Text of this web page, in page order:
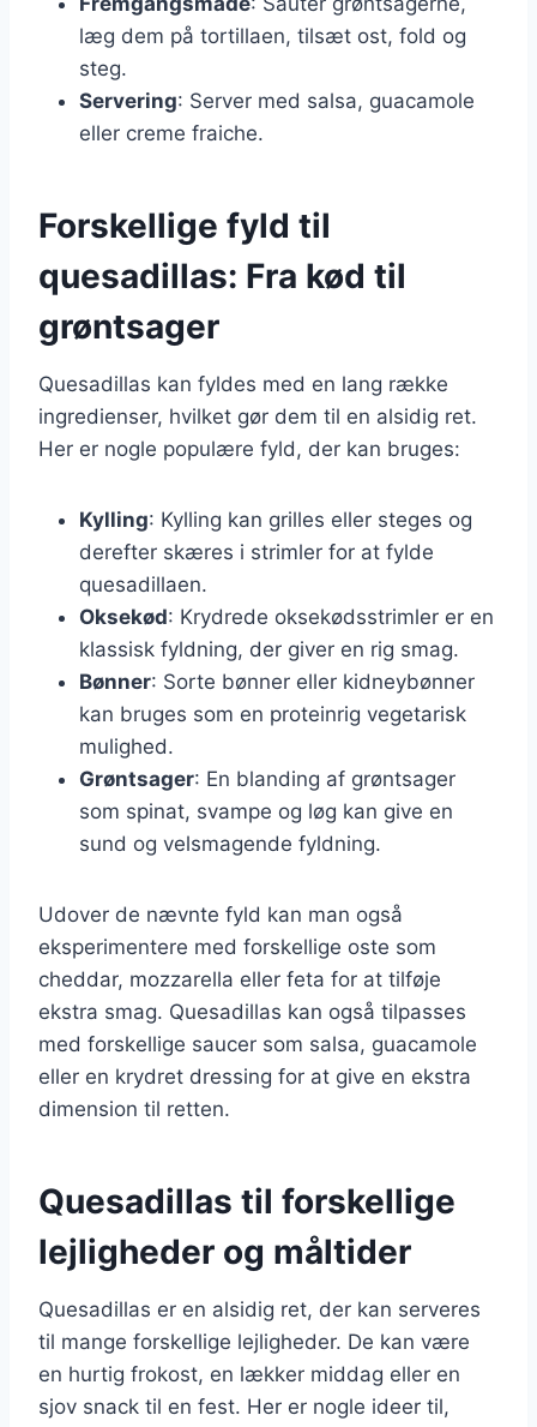
læg dem på tortillaen, tilsæt ost, fold og
steg.
Servering: Server med salsa, guacamole
eller creme fraiche.
Forskellige fyld til
quesadillas: Fra kød til
grøntsager
Quesadillas kan fyldes med en lang række
ingredienser, hvilket gør dem til en alsidig ret.
Her er nogle populære fyld, der kan bruges:
Kylling: Kylling kan grilles eller steges og
derefter skæres i strimler for at fylde
quesadillaen.
Oksekød: Krydrede oksekødsstrimler er en
klassisk fyldning, der giver en rig smag.
Bønner: Sorte bønner eller kidneybønner
kan bruges som en proteinrig vegetarisk
mulighed.
Grøntsager: En blanding af grøntsager
som spinat, svampe og løg kan give en
sund og velsmagende fyldning.
Udover de nævnte fyld kan man også
eksperimentere med forskellige oste som
cheddar, mozzarella eller feta for at tilføje
ekstra smag. Quesadillas kan også tilpasses
med forskellige saucer som salsa, guacamole
eller en krydret dressing for at give en ekstra
dimension til retten.
Quesadillas til forskellige
lejligheder og måltider
Quesadillas er en alsidig ret, der kan serveres
til mange forskellige lejligheder. De kan være
en hurtig frokost, en lækker middag eller en
sjov snack til en fest. Her er nogle ideer til,